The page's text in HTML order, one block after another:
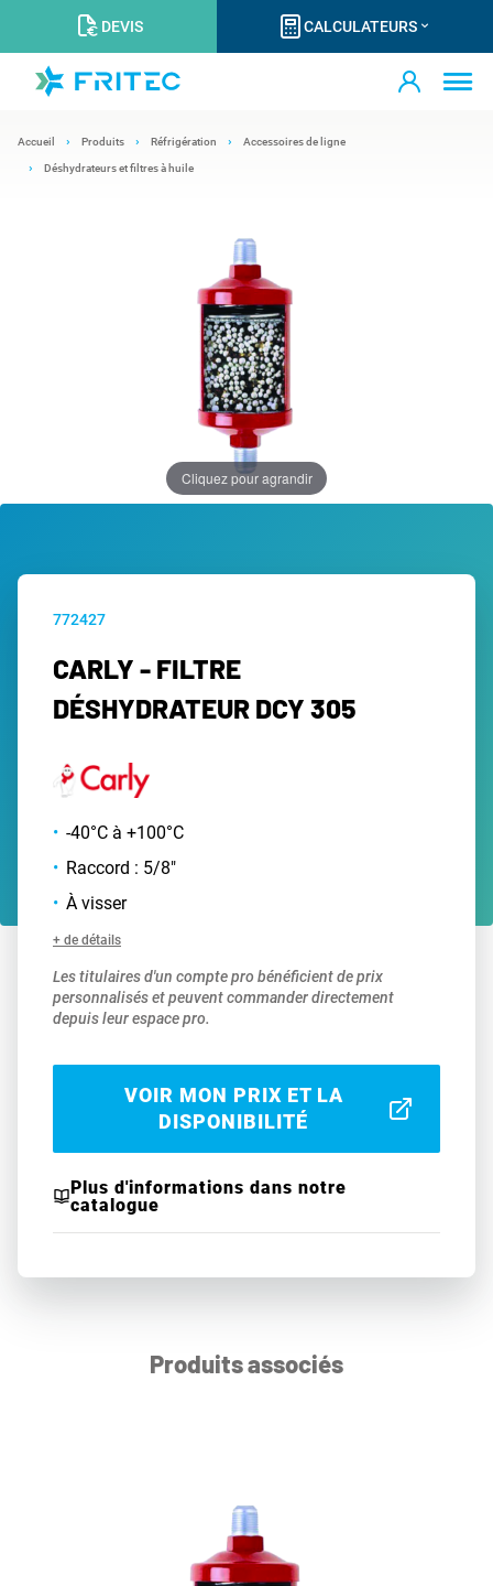
DEVIS CALCULATEURS
Accueil Produits Réfrigération Accessoires de ligne
Déshydrateurs et filtres à huile
Cliquez pour agrandir
772427
CARLY - FILTRE
DÉSHYDRATEUR DCY 305
-40°C à +100°C
Raccord : 5/8"
À visser
+ de détails
Les titulaires d'un compte pro bénéficient de prix
personnalisés et peuvent commander directement
depuis leur espace pro.
VOIR MON PRIX ET LA
DISPONIBILITÉ
Plus d'informations dans notre
catalogue
Produits associés